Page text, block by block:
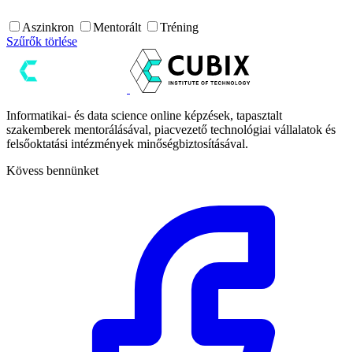
Aszinkron Mentorált
Tréning
Szűrők törlése
Informatikai- és data science online képzések, tapasztalt
szakemberek mentorálásával, piacvezető technológiai vállalatok és
felsőoktatási intézmények minőségbiztosításával.
Kövess bennünket